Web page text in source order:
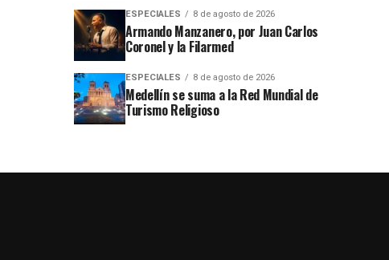
ESPECIALES 8 de agosto de 2026
Armando Manzanero, por Juan Carlos
Coronel y la Filarmed
ESPECIALES 8 de agosto de 2026
Medellín se suma a la Red Mundial de
Turismo Religioso